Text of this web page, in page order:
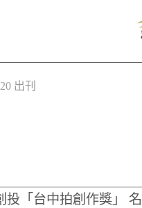
出刊
投「台中拍創作獎」